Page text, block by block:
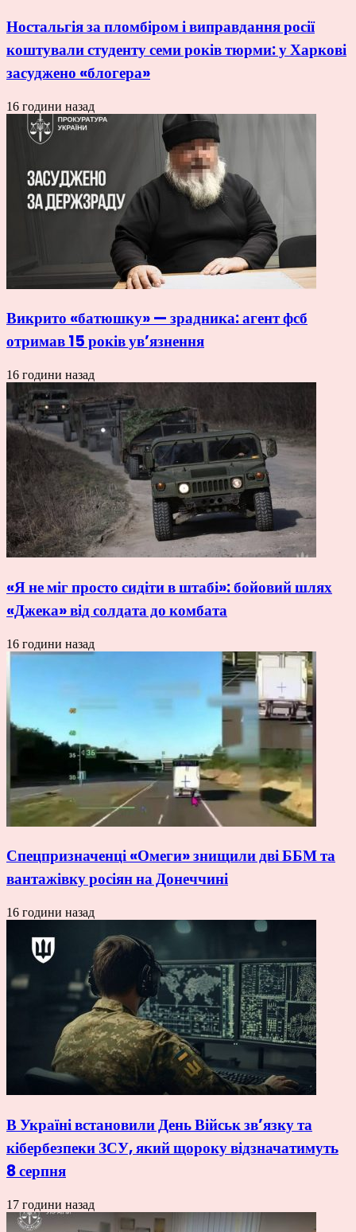
Ностальгія за пломбіром і виправдання росії
коштували студенту семи років тюрми: у Харкові
засуджено «блогера»
16 години назад
Викрито «батюшку» — зрадника: агент фсб
отримав 15 років ув’язнення
16 години назад
«Я не міг просто сидіти в штабі»: бойовий шлях
«Джека» від солдата до комбата
16 години назад
Спецпризначенці «Омеги» знищили дві ББМ та
вантажівку росіян на Донеччині
16 години назад
В Україні встановили День Військ зв’язку та
кібербезпеки ЗСУ, який щороку відзначатимуть
8 серпня
17 години назад